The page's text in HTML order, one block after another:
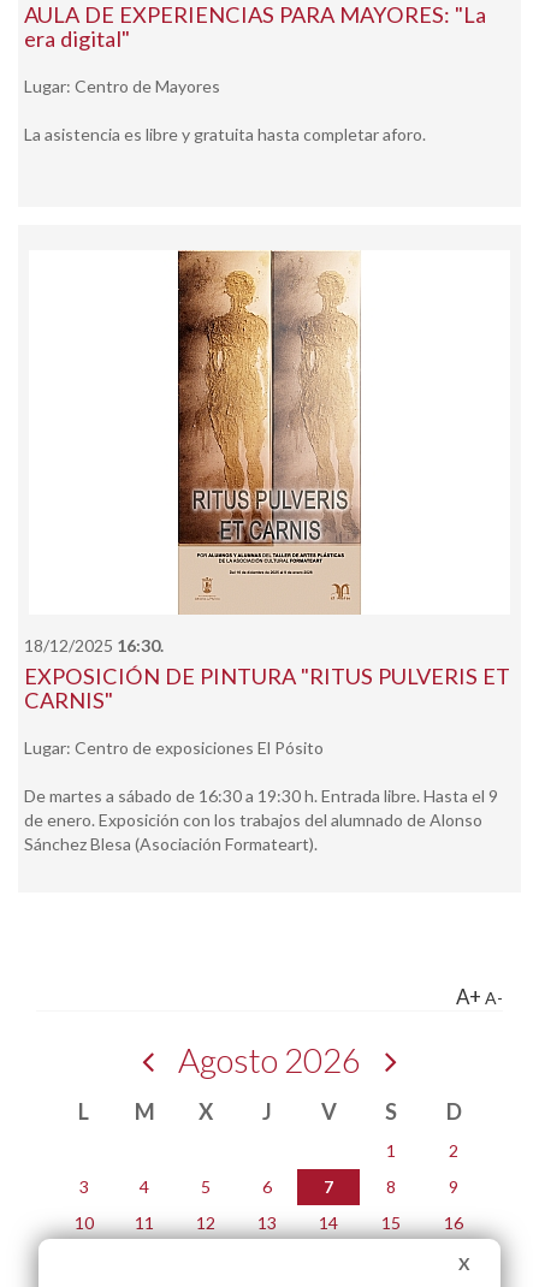
AULA DE EXPERIENCIAS PARA MAYORES: "La
era digital"
Lugar: Centro de Mayores
La asistencia es libre y gratuita hasta completar aforo.
18/12/2025 16:30.
EXPOSICIÓN DE PINTURA "RITUS PULVERIS ET
CARNIS"
Lugar: Centro de exposiciones El Pósito
De martes a sábado de 16:30 a 19:30 h. Entrada libre. Hasta el 9
de enero. Exposición con los trabajos del alumnado de Alonso
Sánchez Blesa (Asociación Formateart).
A+ A-
Agosto 2026
L M X J V S D
1
2
3
4 5 6 7 8
9
10
11 12 13 14 15
16
23X